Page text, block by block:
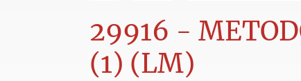
29916 -
(1) (LM)